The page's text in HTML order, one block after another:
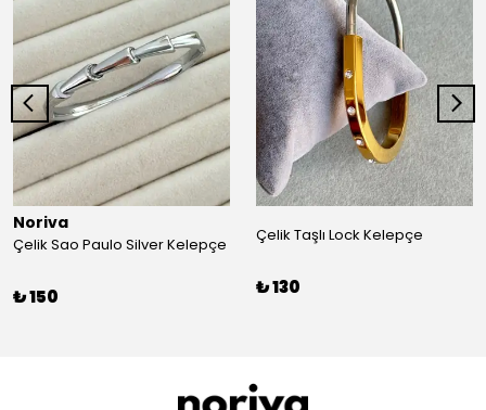
Noriva
Çelik Sao Paulo Silver Kelepçe
₺ 150
Çelik Taşlı Lock Kelepçe
₺ 130